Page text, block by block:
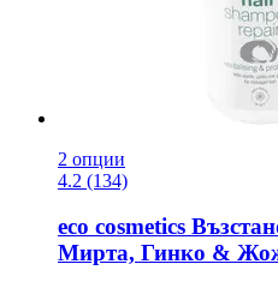
2 опции
4.2 (134)
eco cosmetics
Мирта, Гинко &